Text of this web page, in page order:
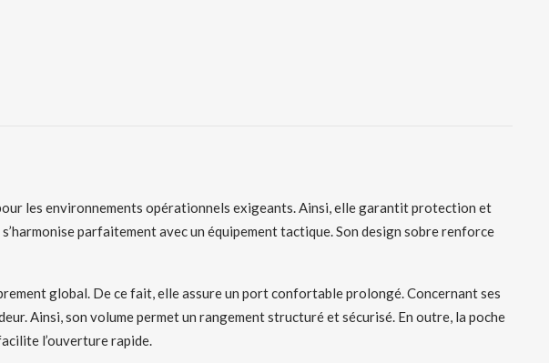
les environnements opérationnels exigeants. Ainsi, elle garantit protection et
parfaitement avec un équipement tactique. Son design sobre renforce
global. De ce fait, elle assure un port confortable prolongé. Concernant ses
Ainsi, son volume permet un rangement structuré et sécurisé. En outre, la poche
l’ouverture rapide.